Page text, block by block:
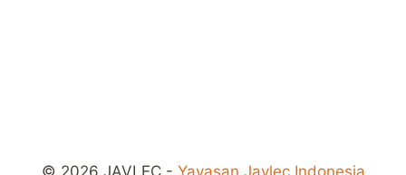
© 2026 JAVLEC - Yayasan Javlec Indonesia